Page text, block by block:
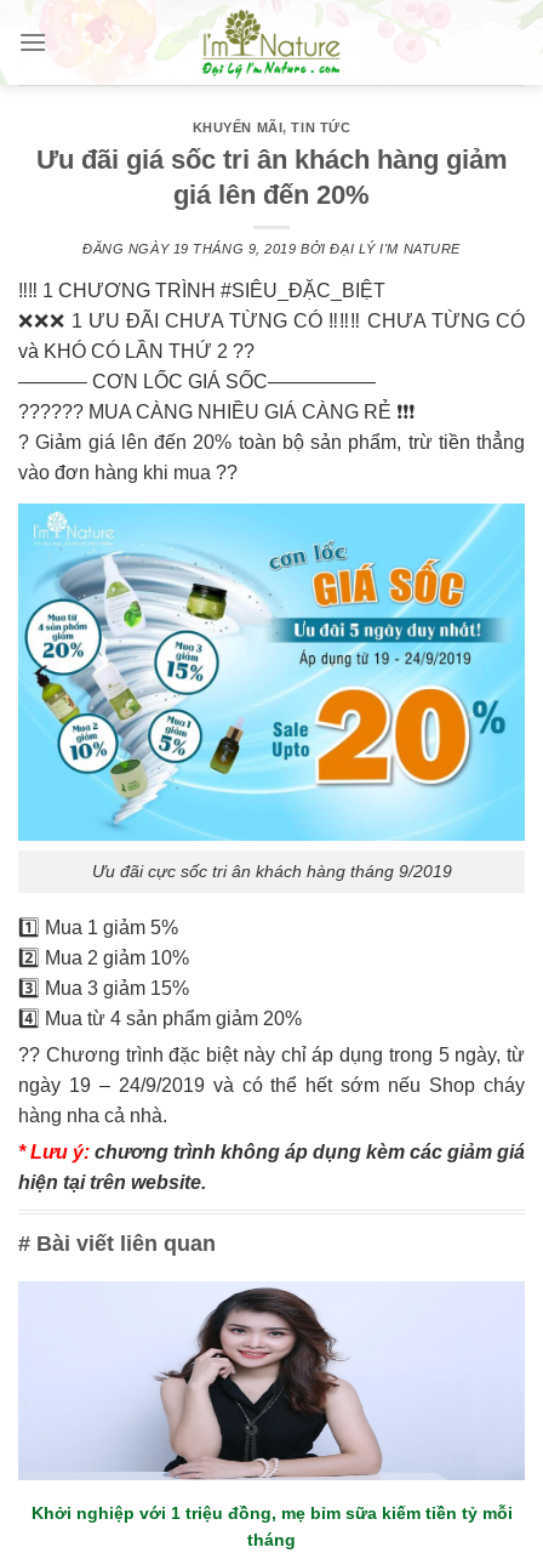
Skip
content
KHUYẾN MÃI,TIN TỨC
Ưu đãi giá sốc tri ân khách hàng giảm
giá lên đến 20%
ĐĂNG NGÀY 19 THÁNG 9, 2019 BỞIĐẠI LÝ I'M NATURE
‼‼ 1 CHƯƠNG TRÌNH #SIÊU_ĐẶC_BIỆT
❌❌❌ 1 ƯU ĐÃI CHƯA TỪNG CÓ ‼‼‼ CHƯA TỪNG CÓ
và KHÓ CÓ LẦN THỨ 2 ??
———– CƠN LỐC GIÁ SỐC—————–
?????? MUA CÀNG NHIỀU GIÁ CÀNG RẺ ❗️❗️❗️
? Giảm giá lên đến 20% toàn bộ sản phẩm, trừ tiền thẳng
vào đơn hàng khi mua ??
Ưu đãi cực sốc tri ân khách hàng tháng 9/2019
1️⃣ Mua 1 giảm 5%
2️⃣ Mua 2 giảm 10%
3️⃣ Mua 3 giảm 15%
4️⃣ Mua từ 4 sản phẩm giảm 20%
?? Chương trình đặc biệt này chỉ áp dụng trong 5 ngày, từ
ngày 19 – 24/9/2019 và có thể hết sớm nếu Shop cháy
hàng nha cả nhà.
* Lưu ý: chương trình không áp dụng kèm các giảm giá
hiện tại trên website.
# Bài viết liên quan
Khởi nghiệp với 1 triệu đồng, mẹ bỉm sữa kiếm tiền tỷ mỗi
tháng